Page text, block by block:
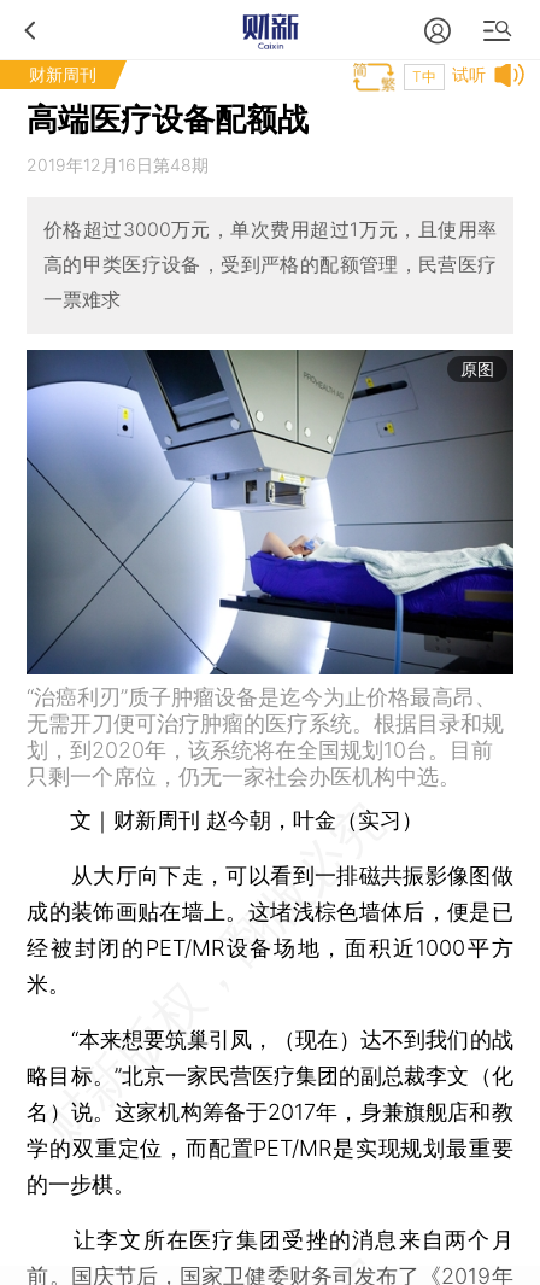
财新周刊 试听
T中
高端医疗设备配额战
2019年12月16日第48期
价格超过3000万元，单次费用超过1万元，且使用率
高的甲类医疗设备，受到严格的配额管理，民营医疗
一票难求
原图
“治癌利刃”质子肿瘤设备是迄今为止价格最高昂、
无需开刀便可治疗肿瘤的医疗系统。根据目录和规
划，到2020年，该系统将在全国规划10台。目前
只剩一个席位，仍无一家社会办医机构中选。
文｜财新周刊 赵今朝，叶金（实习）
从大厅向下走，可以看到一排磁共振影像图做
成的装饰画贴在墙上。这堵浅棕色墙体后，便是已
经被封闭的PET/MR设备场地，面积近1000平方
米。
“本来想要筑巢引凤，（现在）达不到我们的战
略目标。”北京一家民营医疗集团的副总裁李文（化
名）说。这家机构筹备于2017年，身兼旗舰店和教
学的双重定位，而配置PET/MR是实现规划最重要
的一步棋。
让李文所在医疗集团受挫的消息来自两个月
前。国庆节后，国家卫健委财务司发布了《2019年